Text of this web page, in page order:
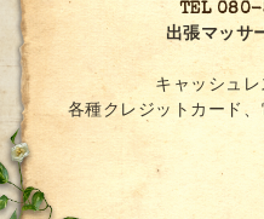
TEL 080-
出張マッサ
キャッシュ
各種クレジットカード